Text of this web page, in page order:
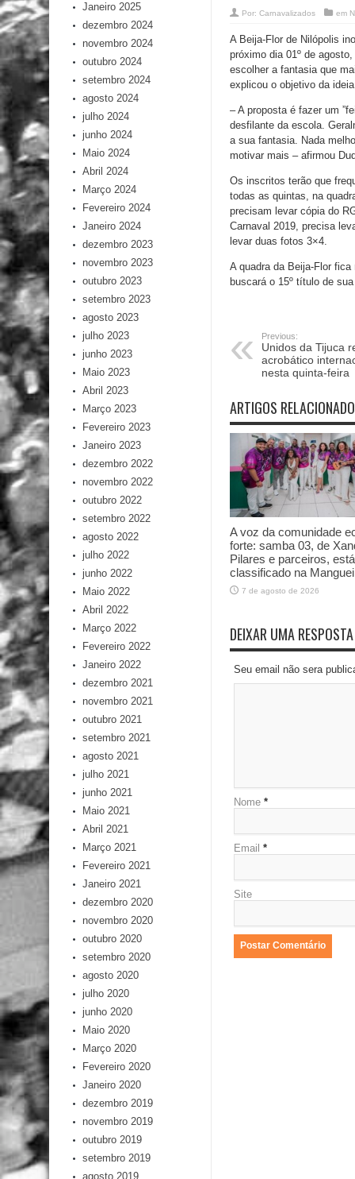
Por: Carnavalizados em
A Beija-Flor de Nilópolis
próximo dia 01º de
escolher a fantasia que
explicou o objetivo da
– A proposta é fazer um
desfilante da escola.
a sua fantasia. Nada
motivar mais – afirmou
Os inscritos terão que
todas as quintas, na
precisam levar cópia do
Carnaval 2019, precisa
levar duas fotos 3×4.
A quadra da Beija-Flor
buscará o 15º título de
Previous:
Unidos da Tijuca
acrobático
nesta quinta-feira
ARTIGOS
A voz da comunidade
forte: samba 03, de
Pilares e parceiros, está
classificado na
7 de agosto de 2026
DEIXAR UMA RESPOSTA
Seu email não sera
Nome *
Email *
Site
Janeiro 2025
dezembro 2024
novembro 2024
outubro 2024
setembro 2024
agosto 2024
julho 2024
junho 2024
Maio 2024
Abril 2024
Março 2024
Fevereiro 2024
Janeiro 2024
dezembro 2023
novembro 2023
outubro 2023
setembro 2023
agosto 2023
julho 2023
junho 2023
Maio 2023
Abril 2023
Março 2023
Fevereiro 2023
Janeiro 2023
dezembro 2022
novembro 2022
outubro 2022
setembro 2022
agosto 2022
julho 2022
junho 2022
Maio 2022
Abril 2022
Março 2022
Fevereiro 2022
Janeiro 2022
dezembro 2021
novembro 2021
outubro 2021
setembro 2021
agosto 2021
julho 2021
junho 2021
Maio 2021
Abril 2021
Março 2021
Fevereiro 2021
Janeiro 2021
dezembro 2020
novembro 2020
outubro 2020
setembro 2020
agosto 2020
julho 2020
junho 2020
Maio 2020
Março 2020
Fevereiro 2020
Janeiro 2020
dezembro 2019
novembro 2019
outubro 2019
setembro 2019
agosto 2019